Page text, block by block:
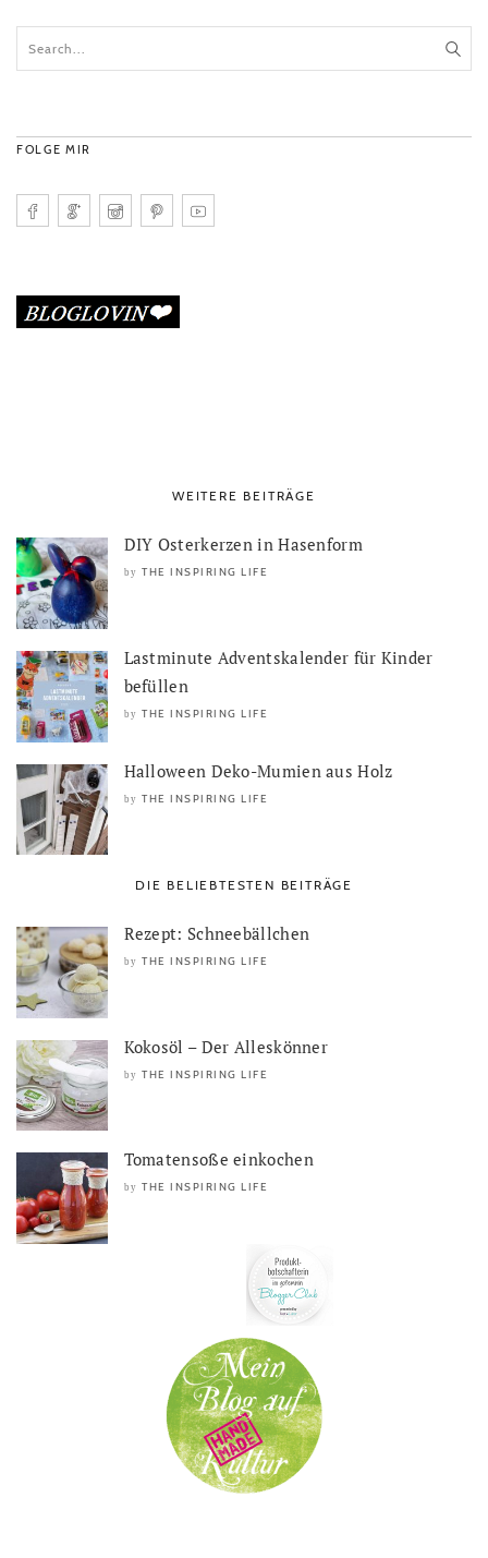
FOLGE MIR
WEITERE BEITRÄGE
DIY Osterkerzen in Hasenform
by THE INSPIRING LIFE
Lastminute Adventskalender für Kinder
befüllen
by THE INSPIRING LIFE
Halloween Deko-Mumien aus Holz
by THE INSPIRING LIFE
DIE BELIEBTESTEN BEITRÄGE
Rezept: Schneebällchen
by THE INSPIRING LIFE
Kokosöl – Der Alleskönner
by THE INSPIRING LIFE
Tomatensoße einkochen
by THE INSPIRING LIFE